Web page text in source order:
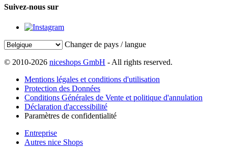
Suivez-nous sur
Changer de pays / langue
© 2010-2026 niceshops GmbH - All rights reserved.
Mentions légales et conditions d'utilisation
Protection des Données
Conditions Générales de Vente et politique d'annulation
Déclaration d'accessibilité
Paramètres de confidentialité
Entreprise
Autres nice Shops